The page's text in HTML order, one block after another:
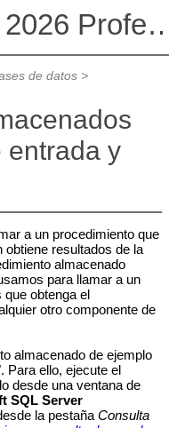
Altova MapForce
de datos>
entrada y
a un procedimiento que
resultados de la
almacenado
para llamar a un
obtenga el
otro componente de
almacenado de ejemplo
Para ello, ejecute el
desde una ventana de
SQL Server
la pestaña Consulta